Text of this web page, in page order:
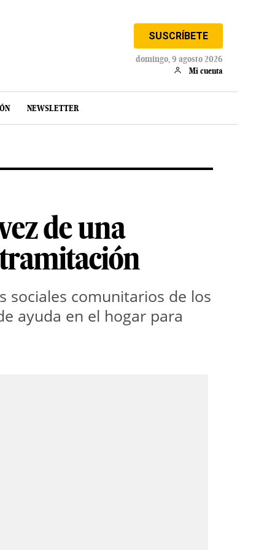
SUSCRÍBETE
domingo, 9 agosto 2026
Mi cuenta
NEWSLETTER
de una
sociales comunitarios de los
ayuda en el hogar para